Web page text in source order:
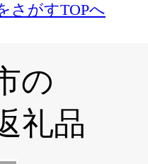
さがすTOPへ
の
礼品